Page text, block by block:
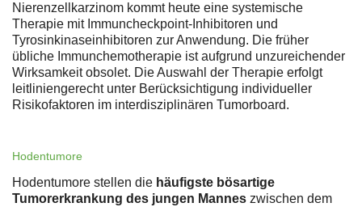
Nierenzellkarzinom kommt heute eine systemische
Therapie mit Immuncheckpoint-Inhibitoren und
Tyrosinkinaseinhibitoren zur Anwendung. Die früher
übliche Immunchemotherapie ist aufgrund unzureichender
Wirksamkeit obsolet. Die Auswahl der Therapie erfolgt
leitliniengerecht unter Berücksichtigung individueller
Risikofaktoren im interdisziplinären Tumorboard.
Hodentumore
Hodentumore stellen die häufigste bösartige
Tumorerkrankung des jungen Mannes zwischen dem